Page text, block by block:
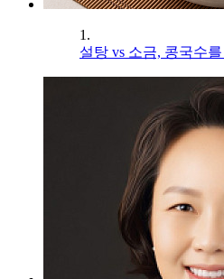
1.
설탕 vs 소금, 콩국수